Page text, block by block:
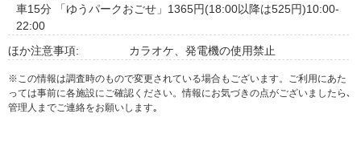
車15分 「ゆうパークおごせ」1365円(18:00以降は525円)10:00-
22:00
ほか注意事項:
カラオケ、発電機の使用禁止
※この情報は調査時のもので変更されている場合もございます。ご利用にあた
っては事前に各施設にご確認ください。情報にお気づきの点がございましたら､
管理人までご連絡をお願いします｡